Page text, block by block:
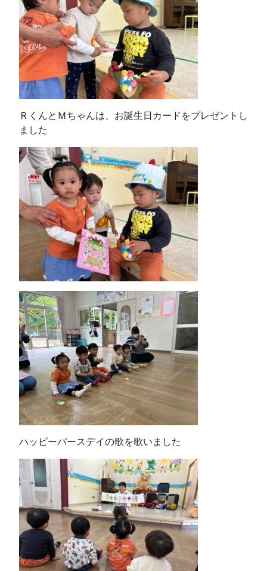
ＲくんとＭちゃんは、お誕生日カードをプレゼントし
ました
ハッピーバースデイの歌を歌いました